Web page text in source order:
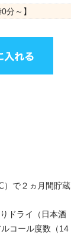
0分～】
）で２ヵ月間貯蔵
ドライ（日本酒
コール度数（14